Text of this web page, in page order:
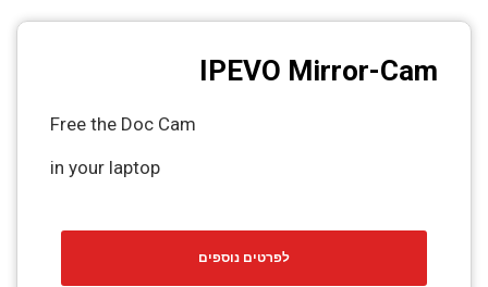
IPEVO Mirror-Cam
Free the Doc Cam
in your laptop
לפרטים נוספים